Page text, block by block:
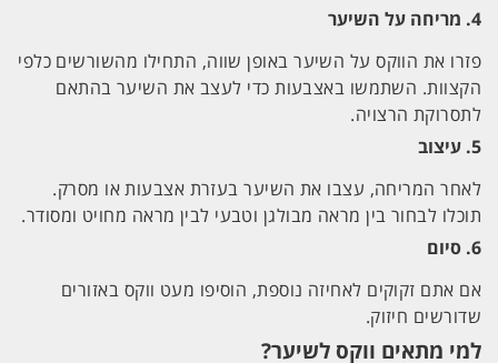
4. מריחה על השיער
פזרו את הווקס על השיער באופן שווה, התחילו מהשורשים כלפי
הקצוות. השתמשו באצבעות כדי לעצב את השיער בהתאם
לתסרוקת הרצויה.
5. עיצוב
לאחר המריחה, עצבו את השיער בעזרת אצבעות או מסרק.
תוכלו לבחור בין מראה מבולגן וטבעי לבין מראה מחויט ומסודר.
6. סיום
אם אתם זקוקים לאחיזה נוספת, הוסיפו מעט ווקס באזורים
שדורשים חיזוק.
למי מתאים ווקס לשיער?